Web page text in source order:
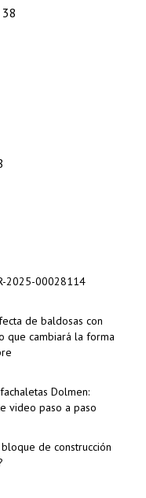
2025-00028114
de baldosas con
que cambiará la forma
Dolmen:
video paso a paso
de construcción